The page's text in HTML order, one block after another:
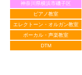
神奈川県横浜市磯子区
ピアノ教室
エレクトーン・オルガン教室
ボーカル・声楽教室
DTM